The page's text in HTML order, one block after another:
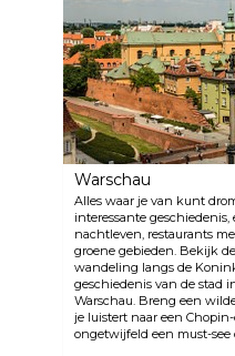
Warschau
Alles waar je van kunt
interessante
nachtleven, restaurants
groene gebieden. Bekijk
wandeling langs de
geschiedenis van de stad
Warschau. Breng een
je luistert naar een
ongetwijfeld een must-see